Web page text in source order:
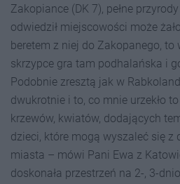
Zakopiance (DK 7), pełne
odwiedził miejscowości może
beretem z niej do Zakopanego, to
skrzypce gra tam podhalańska i
Podobnie zresztą jak w
dwukrotnie i to, co mnie urzekło
krzewów, kwiatów, dodających
dzieci, które mogą wyszaleć się z
miasta – mówi Pani Ewa z
doskonała przestrzeń na 2-, 3-